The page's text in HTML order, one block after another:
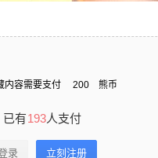
内容需要支付 200 熊币
已有193人支付
录 立刻注册